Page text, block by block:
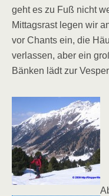
geht es zu Fuß nicht
Mittagsrast legen wir
vor Chants ein, die
verlassen, aber ein
Bänken lädt zur